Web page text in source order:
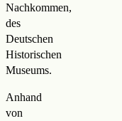
Nachkommen,
des
Deutschen
Historischen
Museums.
Anhand
von